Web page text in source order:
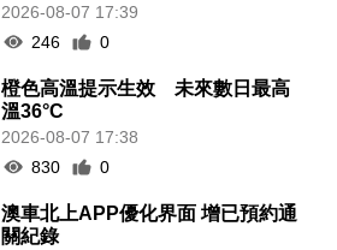
2026-08-07 17:39
246
0
橙色高溫提示生效 未來數日最高
溫36°C
2026-08-07 17:38
830
0
澳車北上APP優化界面 增已預約通
關紀錄